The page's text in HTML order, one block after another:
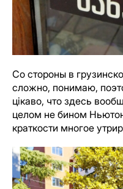
Со стороны в
сложно, понимаю,
цiкаво, что здесь
целом не бином
краткости многое